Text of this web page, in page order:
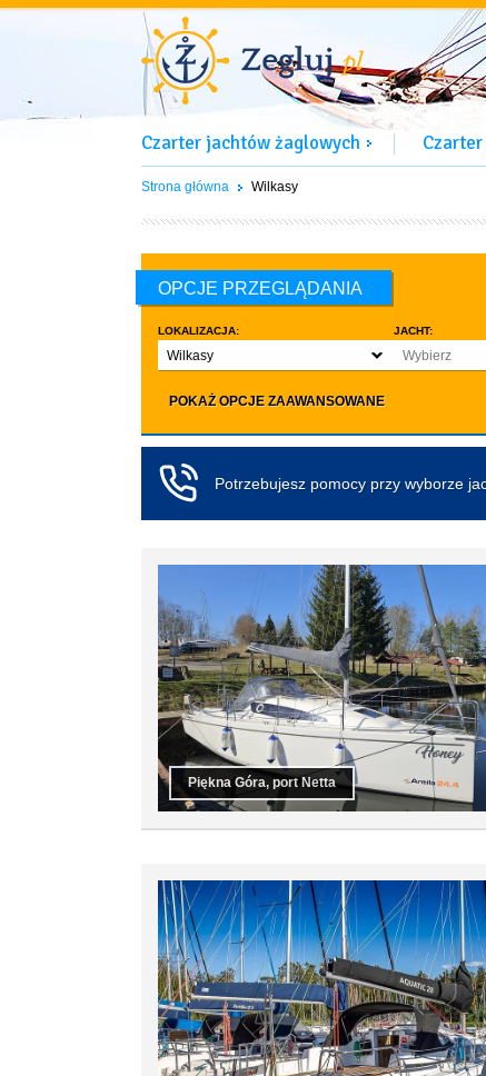
Czarter jachtów żaglowych
Strona główna Wilkasy
OPCJE PRZEGLĄDANIA
LOKALIZACJA:
Wilkasy
JACHT:
Wybierz
LICZBA OSÓB:
co najmniej 4
co najmniej 5
co najmniej 6
co najmniej 7
co najmniej 10
Czarter
Koło
POKAŻ OPCJE ZAAWANSOWANE
Potrzebujesz pomocy przy wyborze
Piękna Góra, port Netta